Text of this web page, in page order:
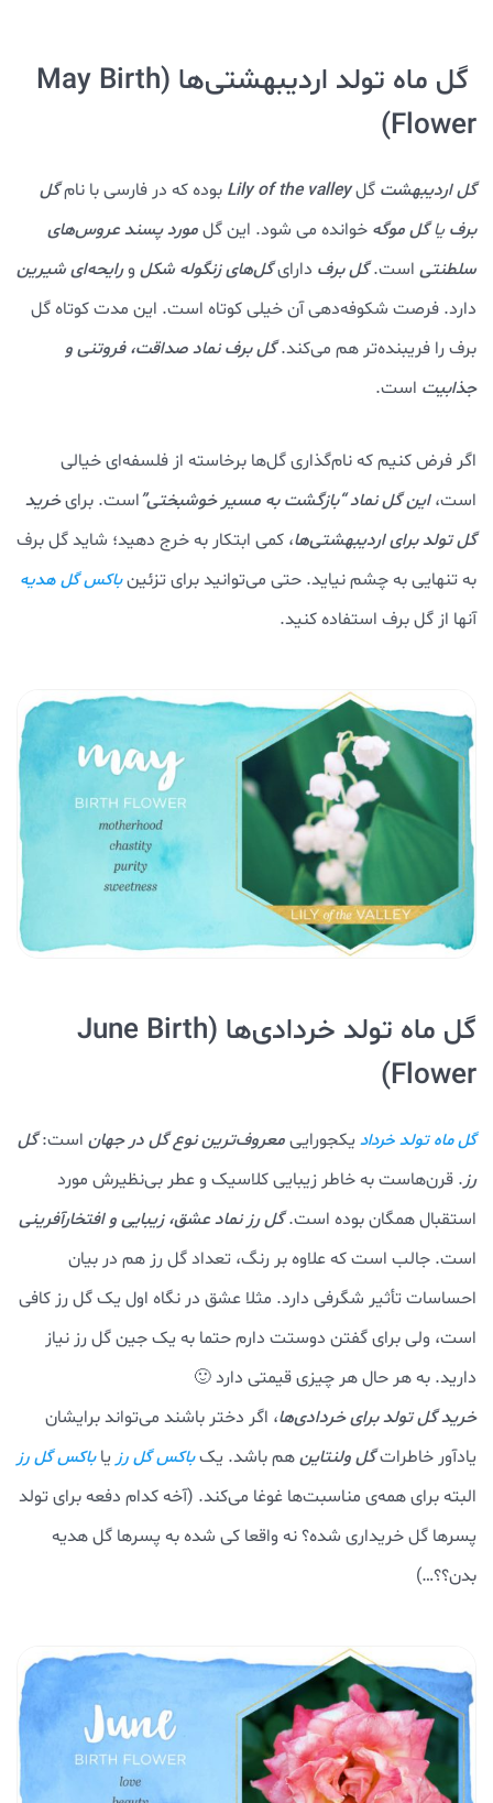
گل ماه تولد اردیبهشتی‌ها (May Birth
Flower)
گل اردیبهشت گلLily of the valley بوده که در فارسی با نامگل
برفیاگل موگه خوانده می شود. این گلمورد پسند عروس‌های
سلطنتی است.گل برف دارایگل‌های زنگوله شکل ورایحه‌ای شیرین
دارد. فرصت شکوفه‌دهی آن خیلی کوتاه است. این مدت کوتاه گل
برف را فریبنده‌تر هم می‌کند.گل برف نماد صداقت، فروتنی و
جذابیت است.
اگر فرض کنیم که نام‌گذاری گل‌ها برخاسته از فلسفه‌ای خیالی
است،این گل نماد “بازگشت به مسیر خوشبختی”است. برایخرید
گل تولد برای اردیبهشتی‌ها، کمی ابتکار به خرج دهید؛ شاید گل برف
به تنهایی به چشم نیاید. حتی می‌توانید برای تزئینباکس گل هدیه
آنها از گل برف استفاده کنید.
گل ماه تولد خردادی‌ها (June Birth
Flower)
گل ماه تولد خرداد یکجوراییمعروف‌ترین نوع گل در جهان است:گل
رز. قرن‌هاست به خاطر زیبایی کلاسیک و عطر بی‌نظیرش مورد
استقبال همگان بوده است.گل رز نماد عشق، زیبایی و افتخارآفرینی
است. جالب است که علاوه بر رنگ، تعداد گل رز هم در بیان
احساسات تأثیر شگرفی دارد. مثلا عشق در نگاه اول یک گل رز کافی
است، ولی برای گفتن دوستت دارم حتما به یک جین گل رز نیاز
دارید. به هر حال هر چیزی قیمتی دارد 🙂
خرید گل تولد برای خردادی‌ها، اگر دختر باشند می‌تواند برایشان
یادآور خاطراتگل ولنتاینهم باشد. یکباکس گل رز یاباکس گل رز
البته برای همه‌ی مناسبت‌ها غوغا می‌کند. (آخه کدام دفعه برای تولد
پسرها گل خریداری شده؟ نه واقعا کی شده به پسرها گل هدیه
بدن؟؟…)